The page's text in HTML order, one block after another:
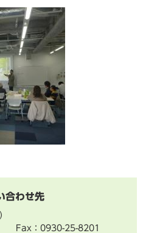
合わせ先
Fax：0930-25-8201